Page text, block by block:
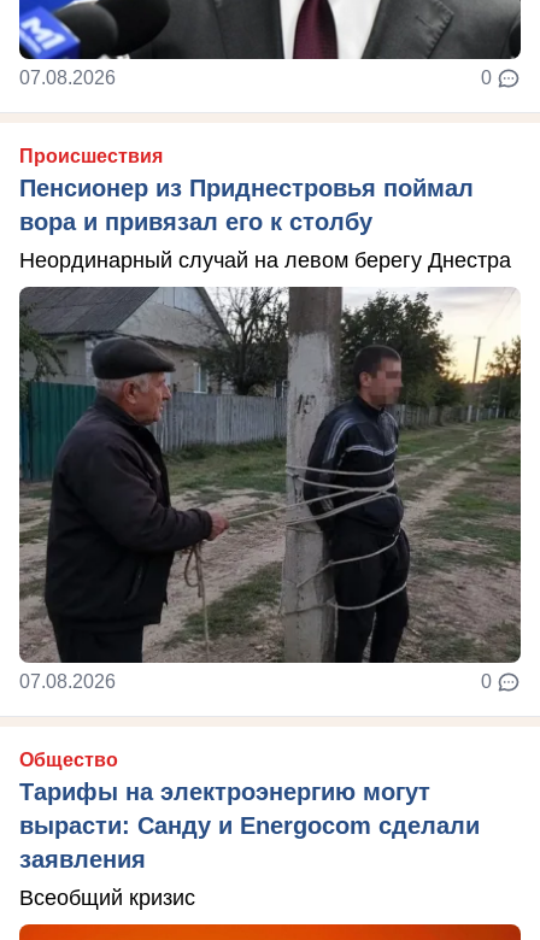
07.08.2026 0
Происшествия
Пенсионер из Приднестровья поймал
вора и привязал его к столбу
Неординарный случай на левом берегу Днестра
07.08.2026 0
Общество
Тарифы на электроэнергию могут
вырасти: Санду и Energocom сделали
заявления
Всеобщий кризис